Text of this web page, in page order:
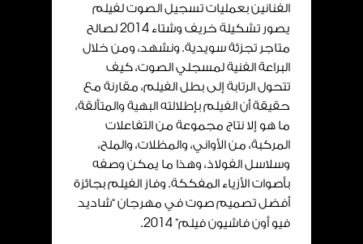
الفنانين بعمليات تسجيل الصوت لفيلم
يصور تشكيلة خريف وشتاء2014لصالح
متاجر تجزئة سويدية. ونشهد، ومن خلال
البراعة الفنية لمسجلي الصوت، كيف
تتحول الرتابة إلى بطل الفيلم، مقارنة مع
حقيقة أن الفيلم بإطلالته البهية والمتألقة،
ما هو إلا نتاج مجموعة من التفاعلات
المركبة، من الأواني، والمظلات، والملح،
وسلاسل الفولاذ، وهذا ما يمكن وصفه
بأصوات الأزياء المفككة. وفاز الفيلم بجائزة
أفضل تصميم صوت في مهرجان “شاديد
فيو أون فاشيون فيلم”2014
.